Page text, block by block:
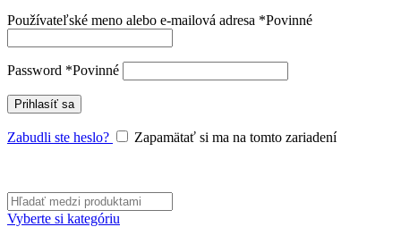
Používateľské meno alebo e-mailová adresa *Povinné
Password *Povinné
Prihlasíť sa
Zabudli ste heslo? Zapamätať si ma na tomto zariadení
Vyberte si kategóriu